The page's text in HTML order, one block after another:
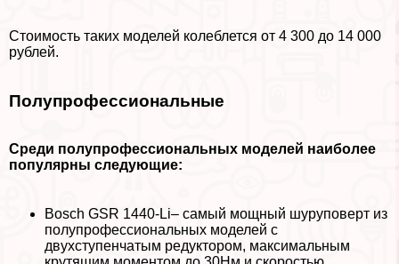
Стоимость таких моделей колeблется от 4 300 до 14 000
рублей.
Полупрофессиональные
Среди полупрофессиональных моделей наиболее
популярны следующие:
Bosch GSR 1440-Li– самый мощный шуруповерт из
полупрофессиональных моделей с
двухступенчатым редуктором, максимальным